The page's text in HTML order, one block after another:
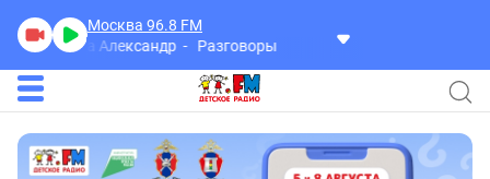
Москва 96.8 FM
Герра Александр
Разговоры